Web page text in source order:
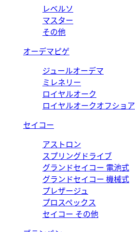
レベルソ
マスター
その他
オーデマピゲ
ジュールオーデマ
ミレネリー
ロイヤルオーク
ロイヤルオークオフショア
セイコー
アストロン
スプリングドライブ
グランドセイコー 電池式
グランドセイコー 機械式
プレザージュ
プロスペックス
セイコー その他